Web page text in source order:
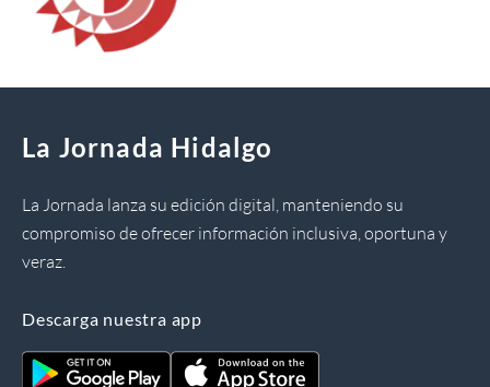
La Jornada Hidalgo
La Jornada lanza su edición digital, manteniendo su
compromiso de ofrecer información inclusiva, oportuna y
veraz.
Descarga nuestra app